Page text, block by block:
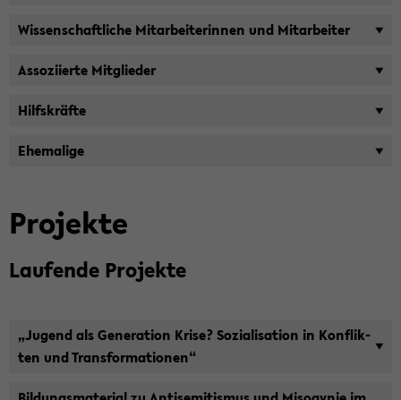
Wis­sen­schaft­li­che Mit­ar­bei­te­rin­nen und Mit­ar­bei­ter
As­so­zi­ier­te Mit­glie­der
Hilfs­kräf­te
Ehe­ma­li­ge
Pro­jek­te
Lau­fen­de Pro­jek­te
„Ju­gend als Ge­nera­ti­on Krise? So­zia­li­sa­ti­on in Kon­flik­
ten und Trans­for­ma­tio­nen“